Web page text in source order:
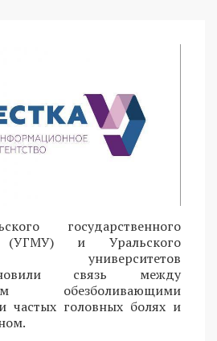
государственного
(УГМУ) и Уральского
университетов
связь между
обезболивающими
частых головных болях и